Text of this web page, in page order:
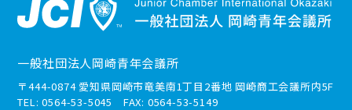
一般社団法人岡崎青年会議所
〒444-0874 愛知県岡崎市竜美南1丁目2番地 岡崎商工会議所内5F
TEL: 0564-53-5045 FAX: 0564-53-5149